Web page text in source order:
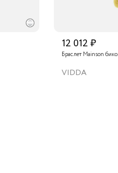
12 012 ₽
Браслет Mainson
VIDDA